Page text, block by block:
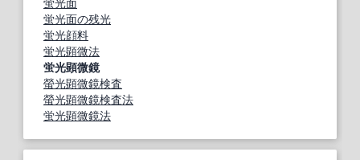
蛍光面の残光
蛍光顔料
蛍光顕微法
蛍光顕微鏡
螢光顕微鏡検査
螢光顕微鏡検査法
蛍光顕微鏡法